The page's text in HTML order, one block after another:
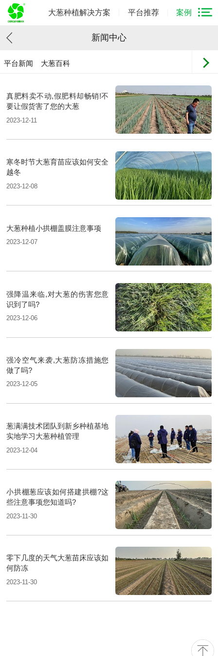
大葱种植解决方案 平台推荐 案例
新闻中心
平台新闻 大葱百科
真肥料卖不动,假肥料却畅销!不
要让假货害了您的大葱
2023-12-11
寒冬时节大葱育苗应该如何安全
越冬
2023-12-08
大葱种植小拱棚盖膜注意事项
2023-12-07
强降温来临,对大葱的伤害您意
识到了吗?
2023-12-06
强冷空气来袭,大葱防冻措施您
做了吗?
2023-12-05
葱满满技术团队到新乡种植基地
实地学习大葱种植管理
2023-12-04
小拱棚葱应该如何搭建拱棚?这
些注意事项您知道吗?
2023-11-30
零下几度的天气大葱苗床应该如
何防冻
2023-11-30